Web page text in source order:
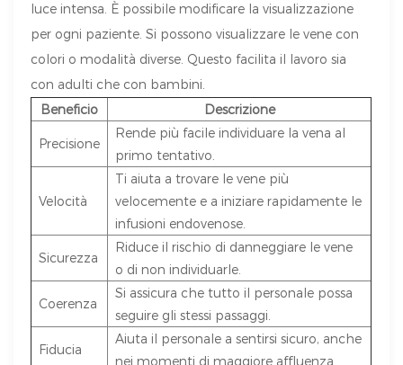
luce intensa. È possibile modificare la visualizzazione
per ogni paziente. Si possono visualizzare le vene con
colori o modalità diverse. Questo facilita il lavoro sia
con adulti che con bambini.
Beneficio
Descrizione
Precisione
Rende più facile individuare la vena al
primo tentativo.
Velocità
Ti aiuta a trovare le vene più
velocemente e a iniziare rapidamente le
infusioni endovenose.
Sicurezza
Riduce il rischio di danneggiare le vene
o di non individuarle.
Coerenza
Si assicura che tutto il personale possa
seguire gli stessi passaggi.
Fiducia
Aiuta il personale a sentirsi sicuro, anche
nei momenti di maggiore affluenza.